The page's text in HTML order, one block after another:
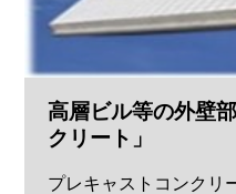
高層ビル等の外壁
クリート」
プレキャストコンクリ